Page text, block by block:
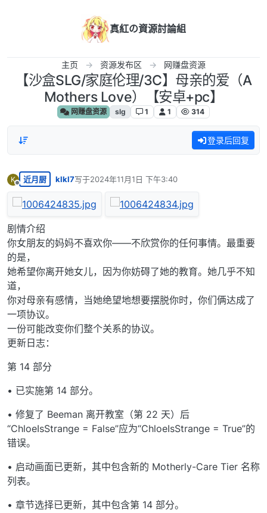
真紅の資源討論組
主页 资源发布区 网赚盘资源
【沙盒SLG/家庭伦理/3C】母亲的爱（A
Mothers Love）【安卓+pc】
网赚盘资源 slg 1 1 314
登录后回复
K
离线
近月厨 klkl7写于2024年11月1日 下午3:40
最后由 编辑
剧情介绍
你女朋友的妈妈不喜欢你——不欣赏你的任何事情。最重要
的是，
她希望你离开她女儿，因为你妨碍了她的教育。她几乎不知
道，
你对母亲有感情，当她绝望地想要摆脱你时，你们俩达成了
一项协议。
一份可能改变你们整个关系的协议。
更新日志：
第 14 部分
• 已实施第 14 部分。
• 修复了 Beeman 离开教室（第 22 天）后
“ChloeIsStrange = False”应为“ChloeIsStrange = True”的
错误。
• 启动画面已更新，其中包含新的 Motherly-Care Tier 名称
列表。
• 章节选择已更新，其中包含第 14 部分。